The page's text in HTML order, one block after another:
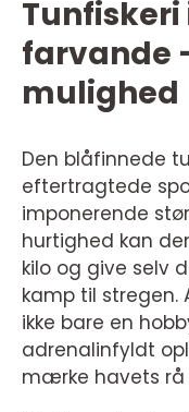
Tunfiskeri
farvande
mulighed
Den blåfinnede
eftertragtede
imponerende
hurtighed kan
kilo og give selv
kamp til stregen.
ikke bare en
adrenalinfyldt
mærke havets